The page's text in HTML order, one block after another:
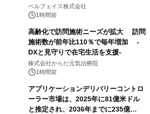
── 敷島住宅×bellSalesAI事例公開
ベルフェイス株式会社
1時間前
高齢化で訪問施術ニーズが拡大 訪問
施術数が前年比110％で毎年増加 -
DXと見守りで在宅生活を支援-
株式会社からだ元気治療院
1時間前
アプリケーションデリバリーコントロ
ーラー市場は、2025年に81億米ドル
と推定され、2036年までに235億